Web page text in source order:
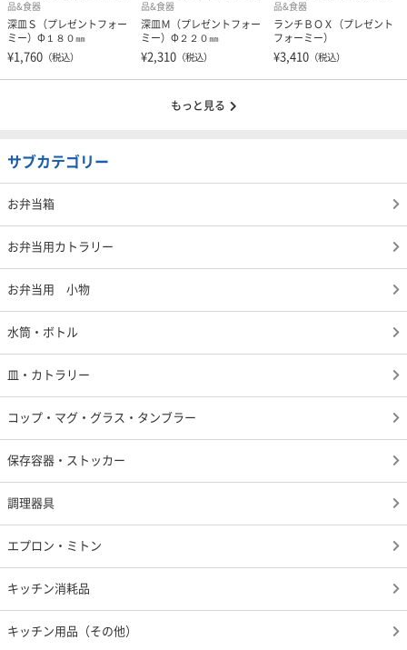
品&食器
深皿Ｓ（プレゼントフォー
ミー）Φ１８０㎜
¥1,760 （税込）
品&食器
深皿Ｍ（プレゼントフォー
ミー）Φ２２０㎜
¥2,310（税込）
品&食器
ランチＢＯＸ（プレゼント
フォーミー）
¥3,410 （税込）
もっと見る
サブカテゴリー
お弁当箱
お弁当用カトラリー
お弁当用 小物
水筒・ボトル
皿・カトラリー
コップ・マグ・グラス・タンブラー
保存容器・ストッカー
調理器具
エプロン・ミトン
キッチン消耗品
キッチン用品（その他）